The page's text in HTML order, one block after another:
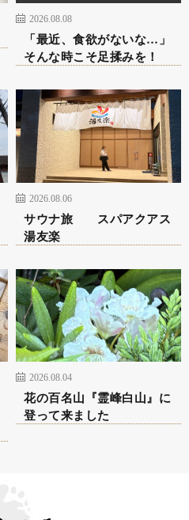
2026.08.08
「最近、食欲がないな…」
そんな時こそ足揉みを！
2026.08.06
サウナ旅 スパアクアス
湯友楽
2026.08.04
花の百名山『霊峰白山』に
登って来ました